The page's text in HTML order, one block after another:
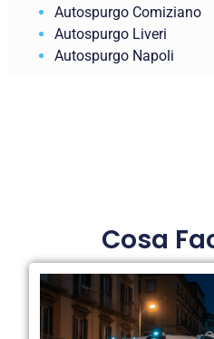
Autospurgo Comiziano
Autospurgo Liveri
Autospurgo Napoli
Cosa